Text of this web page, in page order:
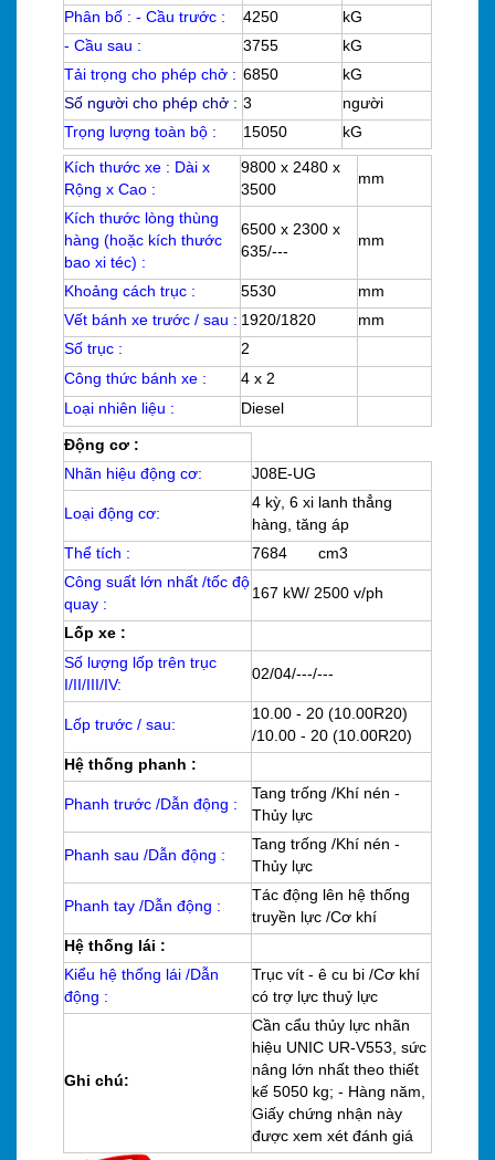
Phân bố : - Cầu trước : 4250
kG
- Cầu sau :
3755
kG
Tải trọng cho phép chở : 6850
kG
Số người cho phép chở : 3
người
Trọng lượng toàn bộ :
15050
kG
Kích thước xe : Dài x
Rộng x Cao :
9800 x 2480 x
3500
mm
Kích thước lòng thùng
hàng (hoặc kích thước
bao xi téc) :
6500 x 2300 x
635/---
mm
Khoảng cách trục : 5530
mm
Vết bánh xe trước / sau : 1920/1820
mm
Số trục :
2
Công thức bánh xe :
4 x 2
Loại nhiên liệu :
Diesel
Động cơ :
Nhãn hiệu động cơ:
J08E-UG
Loại động cơ:
4 kỳ, 6 xi lanh thẳng
hàng, tăng áp
Thể tích :
7684 cm3
Công suất lớn nhất /tốc độ
quay :
167 kW/ 2500 v/ph
Lốp xe :
Số lượng lốp trên trục
I/II/III/IV:
02/04/---/---
Lốp trước / sau:
10.00 - 20 (10.00R20)
/10.00 - 20 (10.00R20)
Hệ thống phanh :
Phanh trước /Dẫn động :
Tang trống /Khí nén -
Thủy lực
Phanh sau /Dẫn động :
Tang trống /Khí nén -
Thủy lực
Phanh tay /Dẫn động :
Tác động lên hệ thống
truyền lực /Cơ khí
Hệ thống lái :
Kiểu hệ thống lái /Dẫn
động :
Trục vít - ê cu bi /Cơ khí
có trợ lực thuỷ lực
Ghi chú:
Cần cẩu thủy lực nhãn
hiệu UNIC UR-V553, sức
nâng lớn nhất theo thiết
kế 5050 kg; - Hàng năm,
Giấy chứng nhận này
được xem xét đánh giá